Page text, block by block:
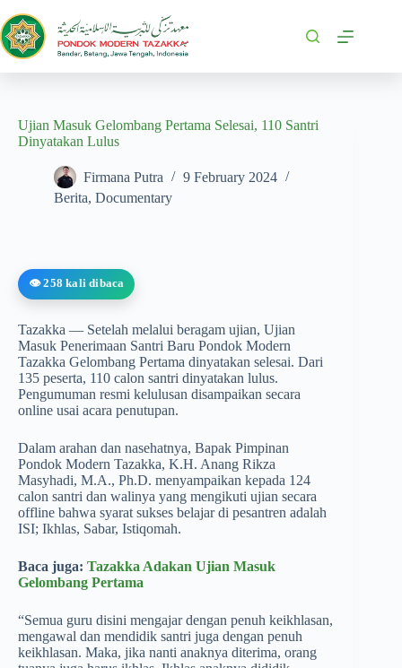
Ujian Masuk Gelombang Pertama Selesai, 110 Santri
Dinyatakan Lulus
Firmana Putra
9 February 2024
Berita, Documentary
👁️ 258 kali dibaca
Tazakka — Setelah melalui beragam ujian, Ujian
Masuk Penerimaan Santri Baru Pondok Modern
Tazakka Gelombang Pertama dinyatakan selesai. Dari
135 peserta, 110 calon santri dinyatakan lulus.
Pengumuman resmi kelulusan disampaikan secara
online usai acara penutupan.
Dalam arahan dan nasehatnya, Bapak Pimpinan
Pondok Modern Tazakka, K.H. Anang Rikza
Masyhadi, M.A., Ph.D. menyampaikan kepada 124
calon santri dan walinya yang mengikuti ujian secara
offline bahwa syarat sukses belajar di pesantren adalah
ISI; Ikhlas, Sabar, Istiqomah.
Baca juga: Tazakka Adakan Ujian Masuk
Gelombang Pertama
“Semua guru disini mengajar dengan penuh keikhlasan,
mengawal dan mendidik santri juga dengan penuh
keikhlasan. Maka, jika nanti anaknya diterima, orang